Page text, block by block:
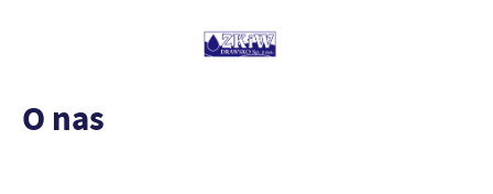
O nas